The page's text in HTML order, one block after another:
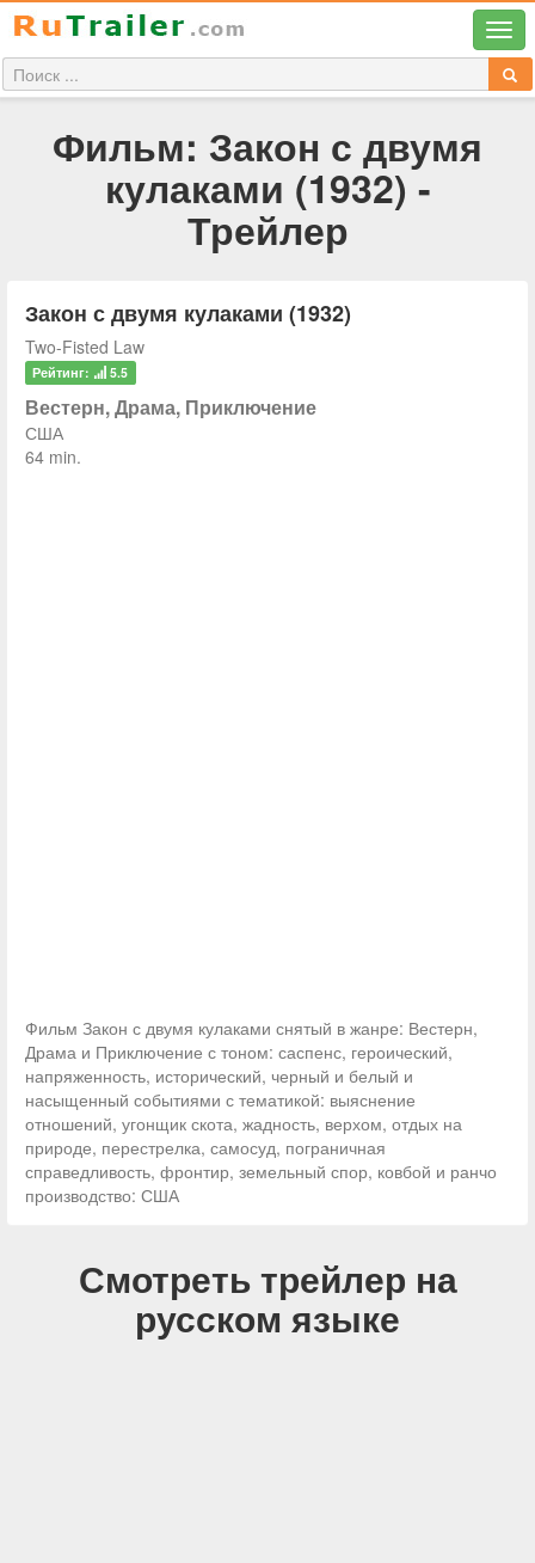
Фильм: Закон с двумя
кулаками (1932) -
Трейлер
Закон с двумя кулаками (1932)
Two-Fisted Law
Рейтинг: 5.5
Вестерн, Драма, Приключение
США
64 min.
Фильм Закон с двумя кулаками снятый в жанре: Вестерн,
Драма и Приключение с тоном: саспенс, героический,
напряженность, исторический, черный и белый и
насыщенный событиями с тематикой: выяснение
отношений, угонщик скота, жадность, верхом, отдых на
природе, перестрелка, самосуд, пограничная
справедливость, фронтир, земельный спор, ковбой и ранчо
производство: США
Смотреть трейлер на
русском языке